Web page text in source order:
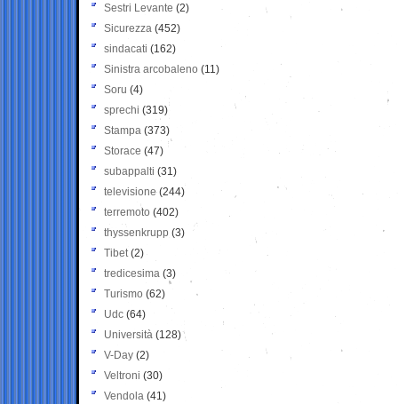
Sestri Levante (2)
Sicurezza (452)
sindacati (162)
Sinistra arcobaleno (11)
Soru (4)
sprechi (319)
Stampa (373)
Storace (47)
subappalti (31)
televisione(244)
terremoto (402)
thyssenkrupp (3)
Tibet(2)
tredicesima (3)
Turismo (62)
Udc (64)
Università (128)
V-Day (2)
Veltroni (30)
Vendola (41)